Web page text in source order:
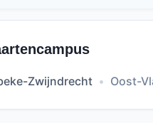
Zwijndrecht • Oost-